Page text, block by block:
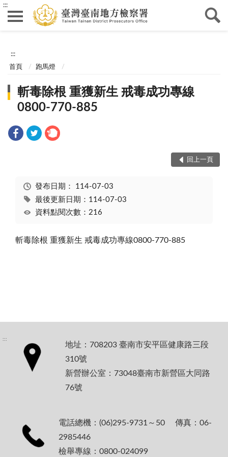
:::
:::
首頁 跑馬燈
斬毒除根 重獲新生 戒毒成功專線
0800-770-885
回上一頁
發布日期： 114-07-03
最後更新日期：114-07-03
資料點閱次數：216
斬毒除根 重獲新生 戒毒成功專線0800-770-885
:::
地址：708203 臺南市安平區健康路三段
310號
新營辦公室：73048臺南市新營區大同路
76號
電話總機：(06)295-9731～50 傳真：06-
2985446
檢舉專線：0800-024099